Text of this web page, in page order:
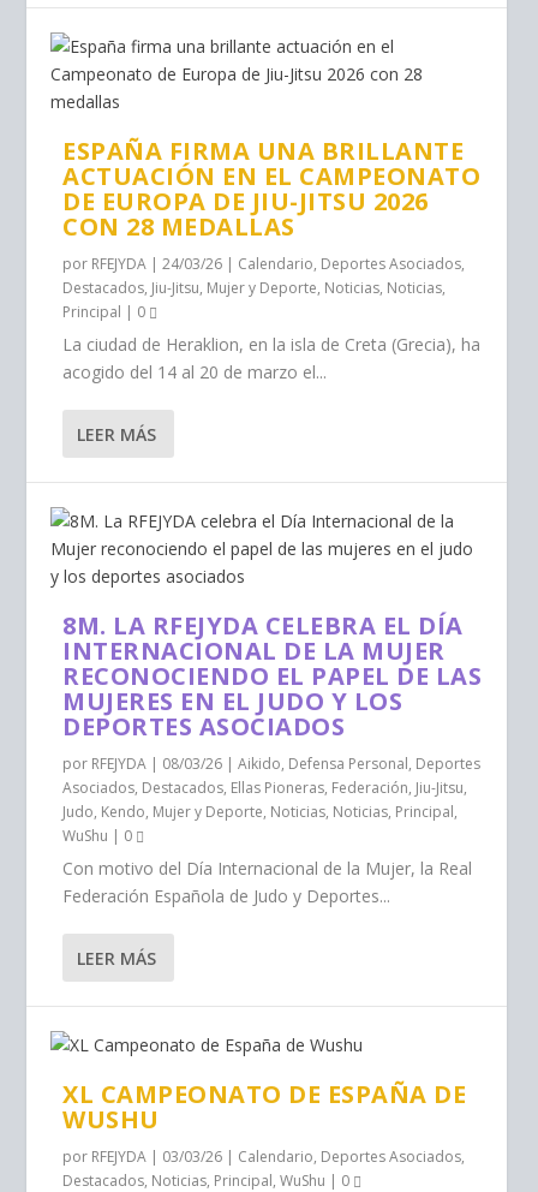
ESPAÑA FIRMA UNA BRILLANTE
ACTUACIÓN EN EL CAMPEONATO
DE EUROPA DE JIU-JITSU 2026
CON 28 MEDALLAS
por RFEJYDA |24/03/26 | Calendario, Deportes Asociados,
Destacados, Jiu-Jitsu, Mujer y Deporte, Noticias, Noticias,
Principal | 0
La ciudad de Heraklion, en la isla de Creta (Grecia), ha
acogido del 14 al 20 de marzo el...
LEER MÁS
8M. LA RFEJYDA CELEBRA EL DÍA
INTERNACIONAL DE LA MUJER
RECONOCIENDO EL PAPEL DE LAS
MUJERES EN EL JUDO Y LOS
DEPORTES ASOCIADOS
por RFEJYDA | 08/03/26 |Aikido, Defensa Personal, Deportes
Asociados, Destacados, Ellas Pioneras, Federación, Jiu-Jitsu,
Judo, Kendo, Mujer y Deporte, Noticias, Noticias, Principal,
WuShu | 0
Con motivo del Día Internacional de la Mujer, la Real
Federación Española de Judo y Deportes...
LEER MÁS
XL CAMPEONATO DE ESPAÑA DE
WUSHU
por RFEJYDA | 03/03/26 | Calendario, Deportes Asociados,
Destacados, Noticias, Principal,WuShu | 0